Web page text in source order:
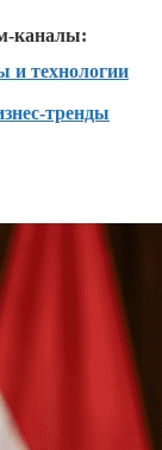
каналы:
и технологии
тренды